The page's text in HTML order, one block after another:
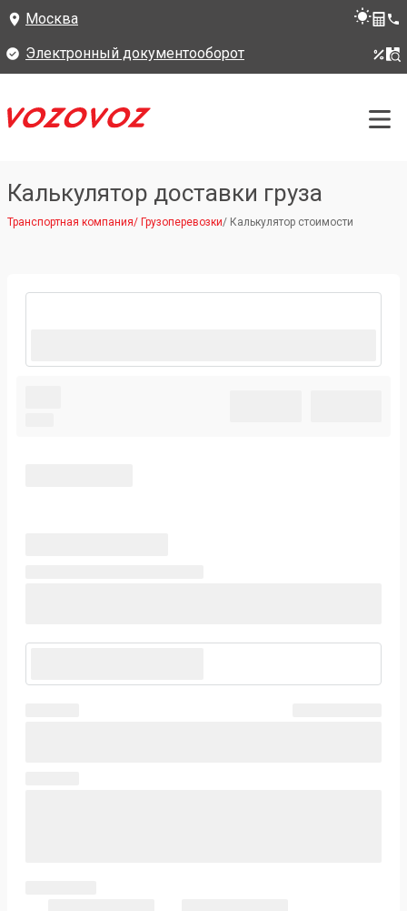
Москва
Электронный документооборот
Калькулятор доставки груза
Транспортная компания/ Грузоперевозки/ Калькулятор стоимости